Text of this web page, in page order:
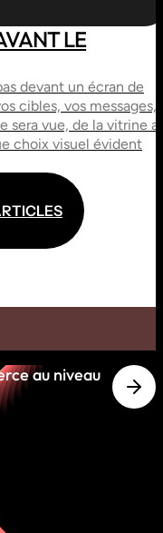
LE
devant un écran de
cibles, vos messages,
sera vue, de la vitrine
choix visuel évident
RTICLES
au niveau